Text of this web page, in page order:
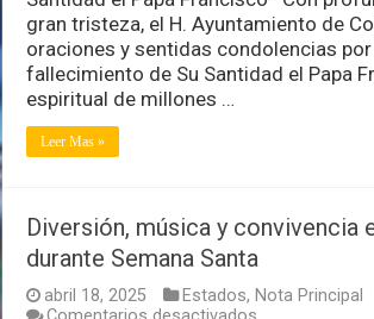
gran tristeza, el H. Ayuntamiento de
oraciones y sentidas condolencias por
fallecimiento de Su Santidad el Papa
espiritual de millones …
Leer Mas »
Diversión, música y convivencia
durante Semana Santa
abril 18, 2025 Estados,Nota Principal